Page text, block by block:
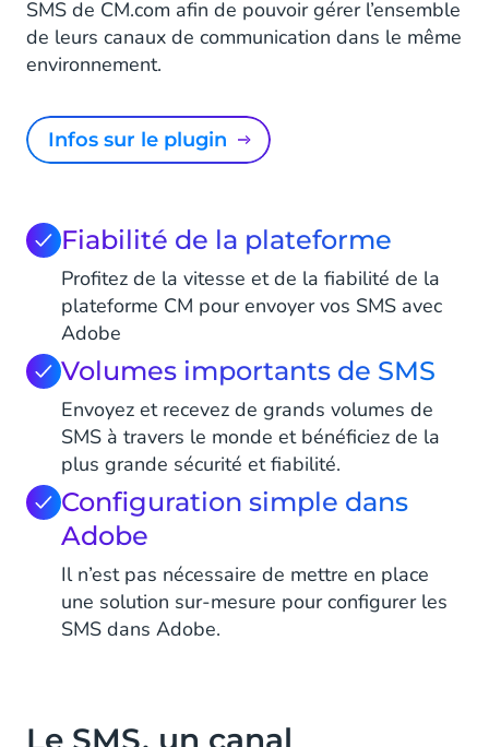
SMS de CM.com afin de pouvoir gérer l’ensemble
de leurs canaux de communication dans le même
environnement.
Infos sur le plugin
Fiabilité de la plateforme
Profitez de la vitesse et de la fiabilité de la
plateforme CM pour envoyer vos SMS avec
Adobe
Volumes importants de SMS
Envoyez et recevez de grands volumes de
SMS à travers le monde et bénéficiez de la
plus grande sécurité et fiabilité.
Configuration simple dans
Adobe
Il n’est pas nécessaire de mettre en place
une solution sur-mesure pour configurer les
SMS dans Adobe.
Le SMS, un canal